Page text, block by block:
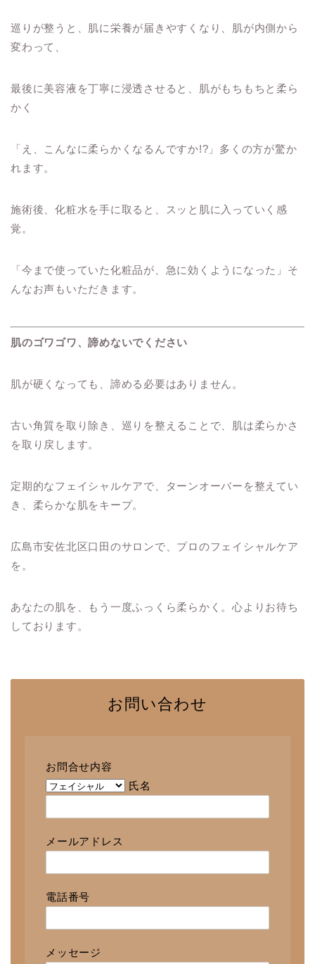
巡りが整うと、肌に栄養が届きやすくなり、肌が内側から
変わって、
最後に美容液を丁寧に浸透させると、肌がもちもちと柔ら
かく
「え、こんなに柔らかくなるんですか!?」多くの方が驚か
れます。
施術後、化粧水を手に取ると、スッと肌に入っていく感
覚。
「今まで使っていた化粧品が、急に効くようになった」そ
んなお声もいただきます。
肌のゴワゴワ、諦めないでください
肌が硬くなっても、諦める必要はありません。
古い角質を取り除き、巡りを整えることで、肌は柔らかさ
を取り戻します。
定期的なフェイシャルケアで、ターンオーバーを整えてい
き、柔らかな肌をキープ。
広島市安佐北区口田のサロンで、プロのフェイシャルケア
を。
あなたの肌を、もう一度ふっくら柔らかく。心よりお待ち
しております。
お問い合わせ
お問合せ内容
氏名
メールアドレス
電話番号
メッセージ